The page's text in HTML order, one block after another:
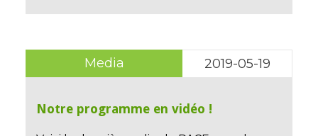
Media 2019-05-19
Notre programme en vidéo !